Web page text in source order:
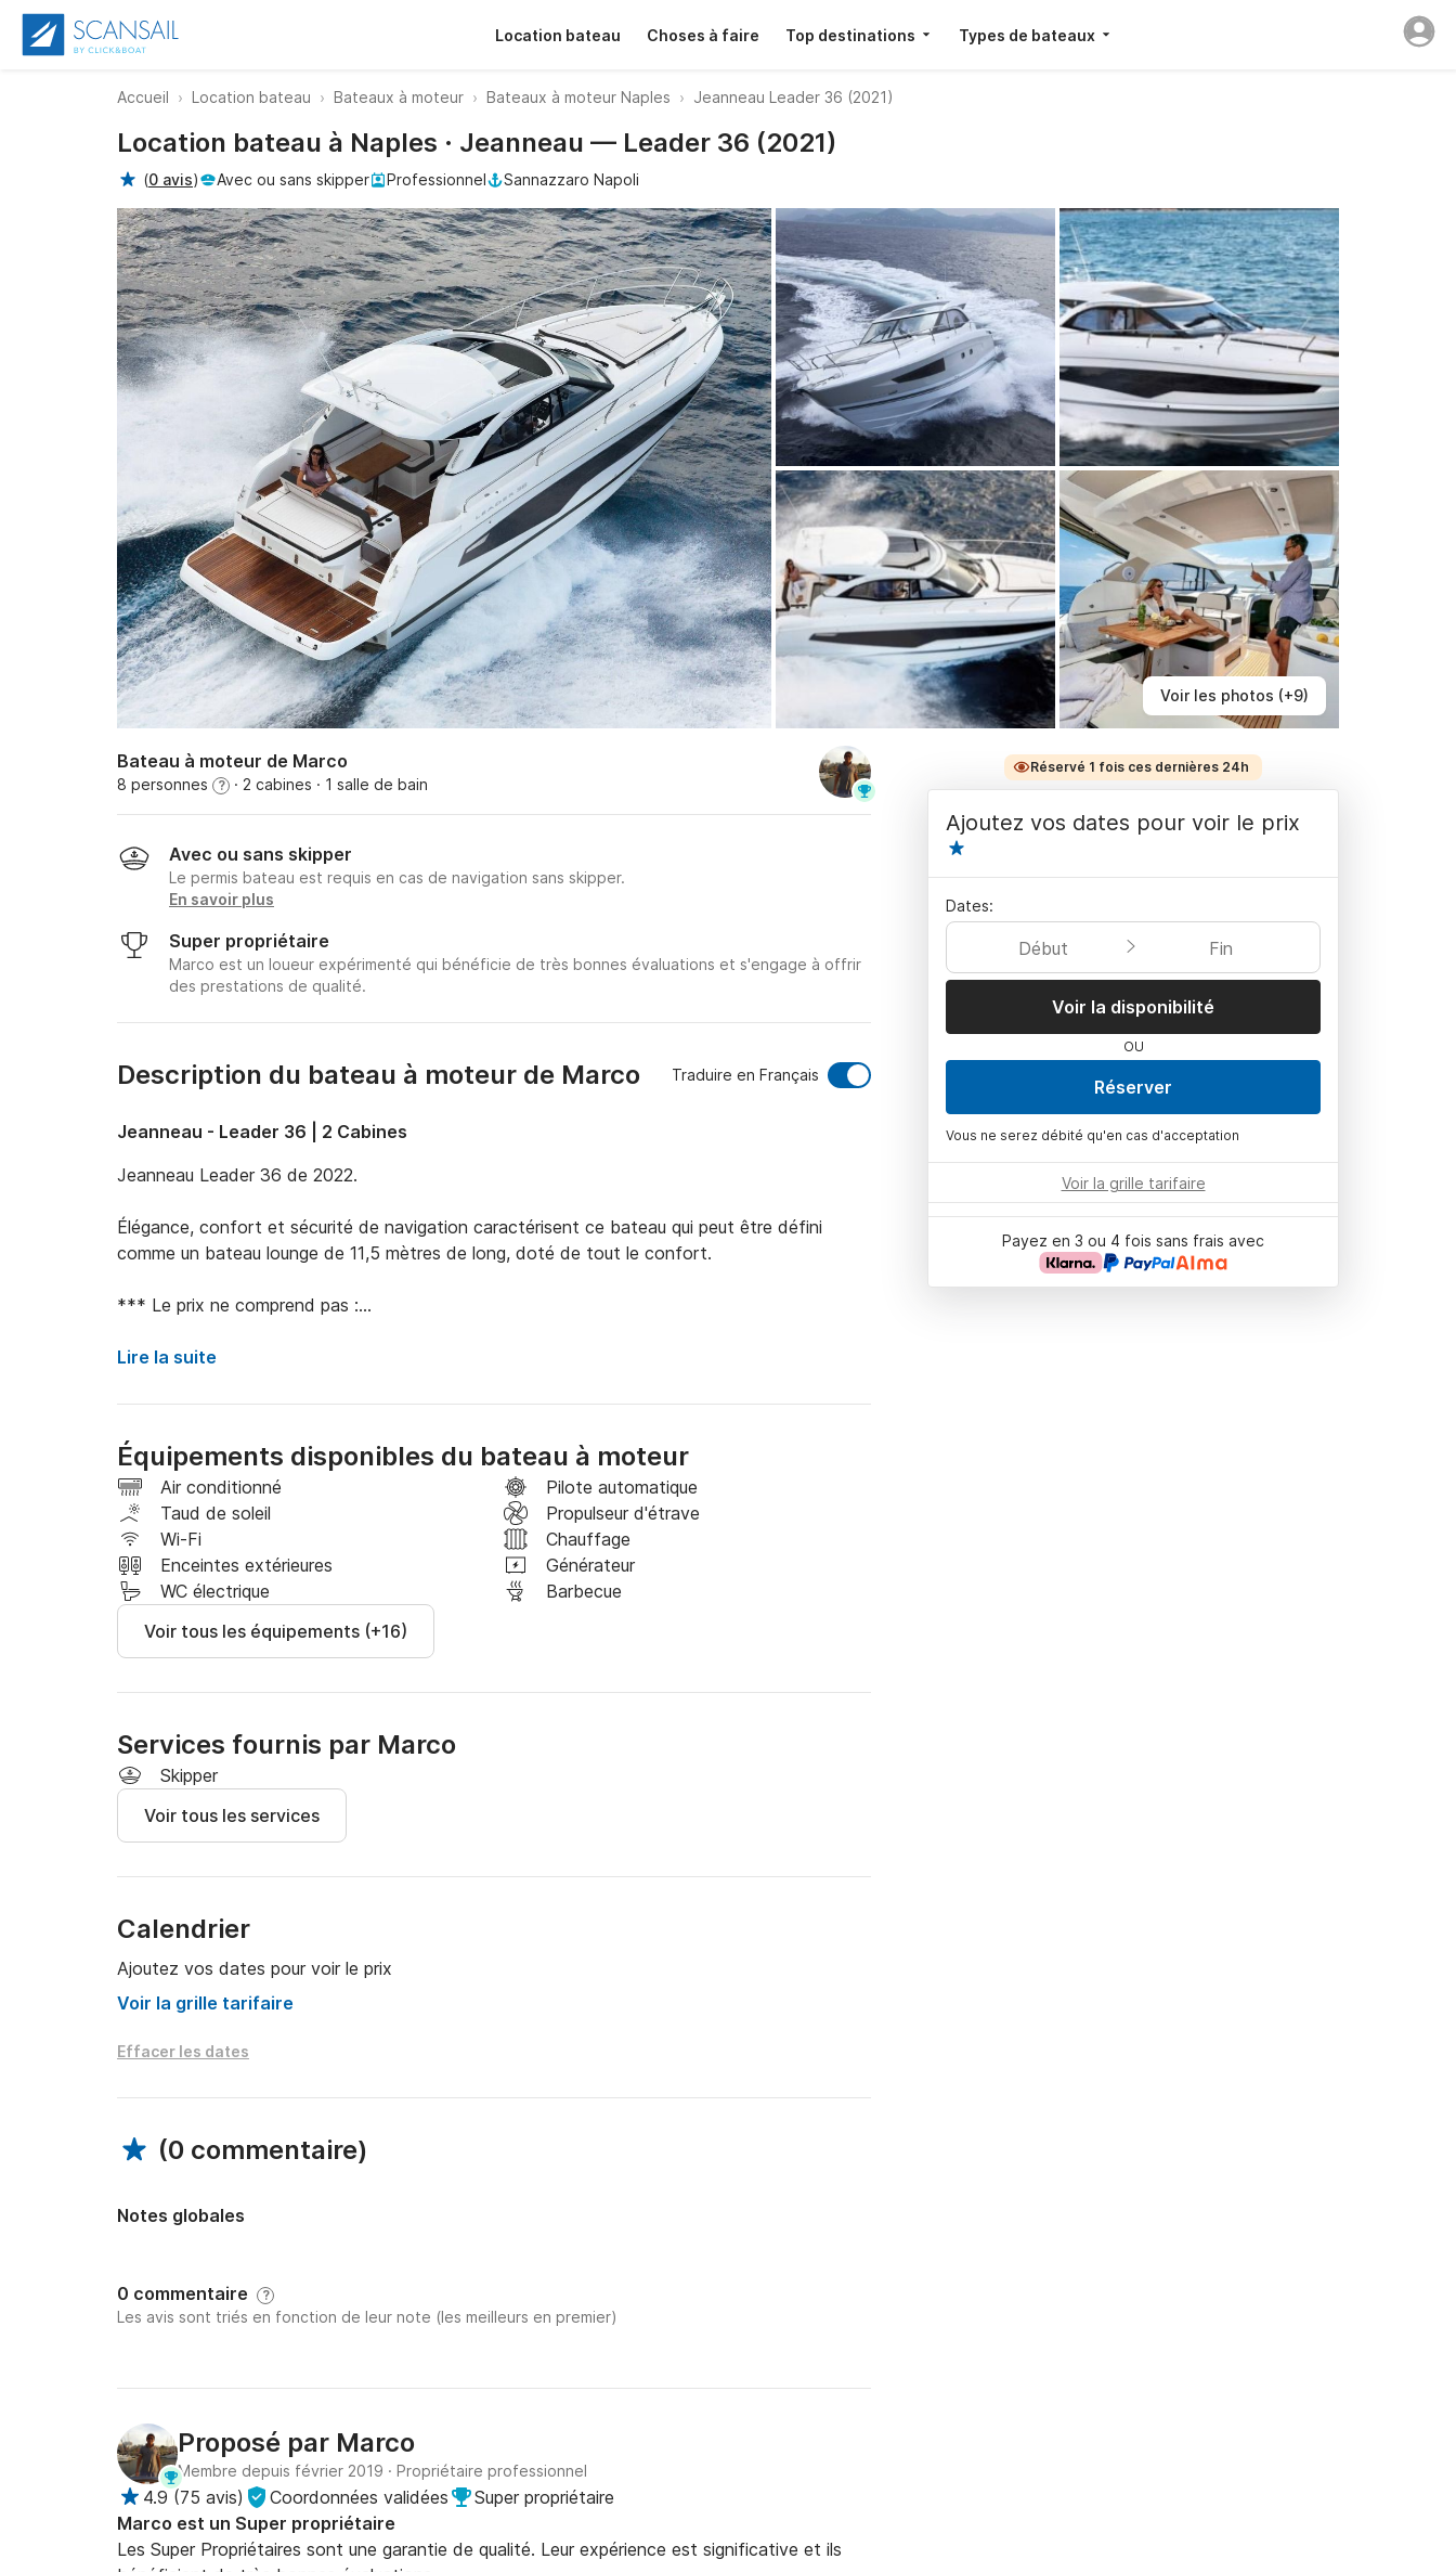
Location bateau Choses à faire Top destinations Types de bateaux
Accueil Location bateau Bateaux à moteur Bateaux à moteur Naples Jeanneau Leader 36 (2021)
Voir les photos (+9)
Location bateau à Naples · Jeanneau — Leader 36 (2021)
(0 avis) Avec ou sans skipper Professionnel Sannazzaro Napoli
Bateau à moteur de Marco
8 personnes ? · 2 cabines · 1 salle de bain
Avec ou sans skipper
Le permis bateau est requis en cas de navigation sans skipper.
En savoir plus
Super propriétaire
Marco est un loueur expérimenté qui bénéficie de très bonnes évaluations et s'engage à offrir
des prestations de qualité.
Description du bateau à moteur de Marco Traduire en Français
Jeanneau - Leader 36 | 2 Cabines
Jeanneau Leader 36 de 2022.
Élégance, confort et sécurité de navigation caractérisent ce bateau qui peut être défini
comme un bateau lounge de 11,5 mètres de long, doté de tout le confort.
*** Le prix ne comprend pas :
coût du carburant est exclu du prix de location
COÛT DE L'ESSENCE
Visite de Capri 1000 €
Visite de Capro et Positano 1100 €
Visite de Positano 900 €
Positano et Amalfi coûtent 1 000 €
Lire la suite
Équipements disponibles du bateau à moteur
Air conditionné
Pilote automatique
Taud de soleil
Propulseur d'étrave
Wi-Fi
Chauffage
Enceintes extérieures
Générateur
WC électrique
Barbecue
Voir tous les équipements (+16)
Services fournis par Marco
Skipper
Voir tous les services
Calendrier
Ajoutez vos dates pour voir le prix
Voir la grille tarifaire
Effacer les dates
(0 commentaire)
Notes globales
0 commentaire ?
Les avis sont triés en fonction de leur note (les meilleurs en premier)
Proposé par Marco
Membre depuis février 2019 · Propriétaire professionnel
4.9 (75 avis) Coordonnées validées
Super propriétaire
Marco est un Super propriétaire
Les Super Propriétaires sont une garantie de qualité. Leur expérience est significative et ils
Réservé 1 fois ces dernières 24h
Ajoutez vos dates pour voir le prix
Dates:
Début Fin
Voir la disponibilité
OU
Réserver
Vous ne serez débité qu'en cas d'acceptation
Voir la grille tarifaire
Payez en 3 ou 4 fois sans frais avec